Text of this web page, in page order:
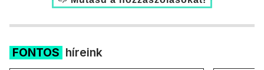
FONTOS híreink